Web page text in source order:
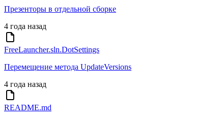
Презенторы в отдельной сборке
4 года назад
FreeLauncher.sln.DotSettings
Перемещение метода UpdateVersions
4 года назад
README.md